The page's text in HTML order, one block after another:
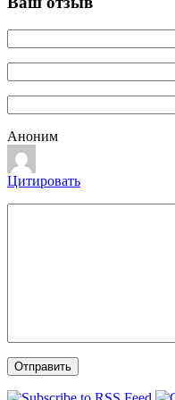
Аноним
Цитировать